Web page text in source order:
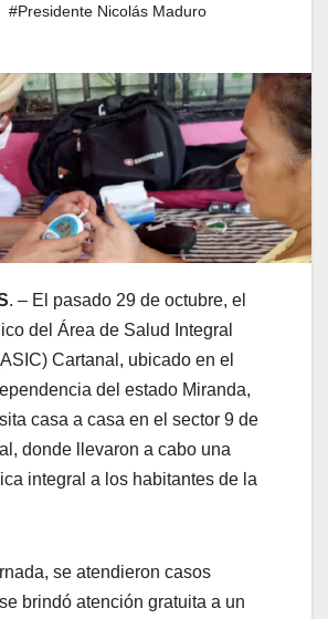
#Presidente Nicolás Maduro
. – El pasado 29 de octubre, el
del Área de Salud Integral
Cartanal, ubicado en el
del estado Miranda,
casa a casa en el sector 9 de
donde llevaron a cabo una
integral a los habitantes de la
se atendieron casos
brindó atención gratuita a un